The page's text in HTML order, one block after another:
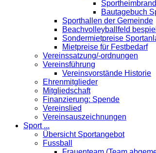
Sportheimbrand
Bautagebuch
Sporthallen der Gemeinde
Beachvolleyballfeld
Sondermietpreise
Mietpreise für Festbedarf
Vereinssatzung/-ordnungen
Vereinsführung
Vereinsvorstände Historie
Ehrenmitglieder
Mitgliedschaft
Finanzierung: Spende
Vereinslied
Vereinsauszeichnungen
Sport ...
Übersicht Sportangebot
Fussball